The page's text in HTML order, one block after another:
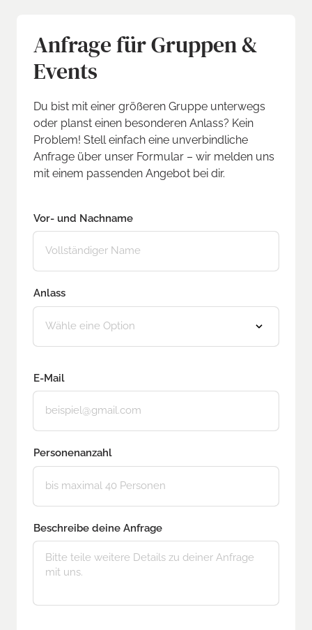
Anfrage für Gruppen &
Events
Du bist mit einer größeren Gruppe unterwegs
oder planst einen besonderen Anlass? Kein
Problem! Stell einfach eine unverbindliche
Anfrage über unser Formular – wir melden uns
mit einem passenden Angebot bei dir.
Vor- und Nachname
Vor- und Nachname
Anlass
E-Mail
Personenanzahl
Beschreibe deine Anfrage